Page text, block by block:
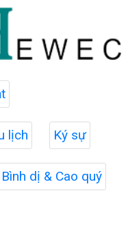
lịch Ký sự
Bình dị & Cao quý